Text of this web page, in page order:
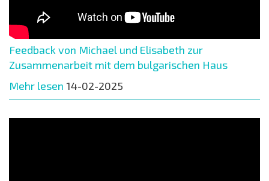
Feedback von Michael und Elisabeth zur
Zusammenarbeit mit dem bulgarischen Haus
Mehr lesen 14-02-2025